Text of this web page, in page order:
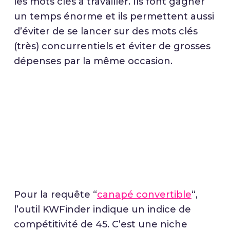
un temps énorme et ils permettent aussi
d’éviter de se lancer sur des mots clés
(très) concurrentiels et éviter de grosses
dépenses par la même occasion.
Pour la requête “canapé convertible“,
l’outil KWFinder indique un indice de
compétitivité de 45. C’est une niche